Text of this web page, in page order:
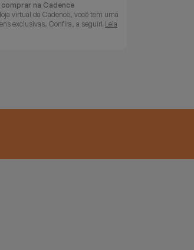
na Cadence
virtual da Cadence, você tem uma
exclusivas. Confira, a seguir! Leia